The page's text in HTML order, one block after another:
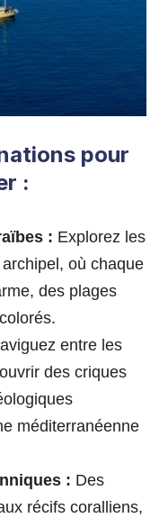
pour
:
: Explorez les
où chaque
des plages
entre les
des criques
méditerranéenne
: Des
récifs coralliens,